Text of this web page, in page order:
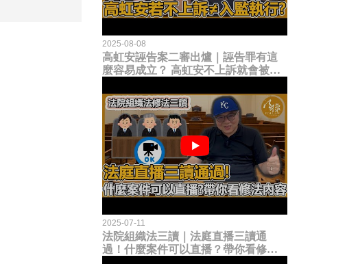
2025-08-08
高虹安誣告案二審出爐｜誣告罪有這
麼容易成立？ 高虹安不上訴就會被
2025-07-11
法院組織法三讀｜法庭直播三讀通
過！什麼案件可以直播？帶你看修法